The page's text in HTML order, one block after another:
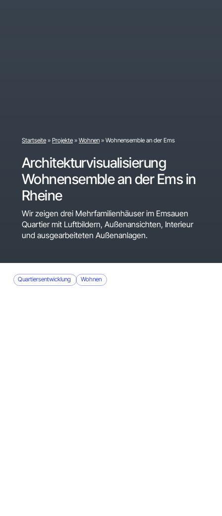
Startseite» Projekte» Wohnen» Wohnensemble an der Ems
Architekturvisualisierung
Wohnensemble an der Ems in
Rheine
Wir zeigen drei Mehrfamilienhäuser im Emsauen
Quartier mit Luftbildern, Außenansichten, Interieur
und ausgearbeiteten Außenanlagen.
Quartiersentwicklung Wohnen